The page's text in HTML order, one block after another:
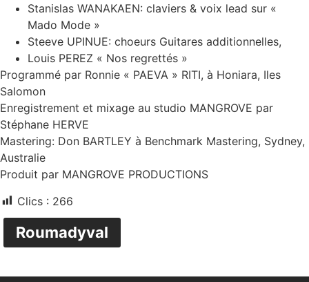
Stanislas WANAKAEN: claviers & voix lead sur «
Mado Mode »
Steeve UPINUE: choeurs Guitares additionnelles,
Louis PEREZ « Nos regrettés »
Programmé par Ronnie « PAEVA » RITI, à Honiara, Iles
Salomon
Enregistrement et mixage au studio MANGROVE par
Stéphane HERVE
Mastering: Don BARTLEY à Benchmark Mastering, Sydney,
Australie
Produit par MANGROVE PRODUCTIONS
Clics : 266
Roumadyval